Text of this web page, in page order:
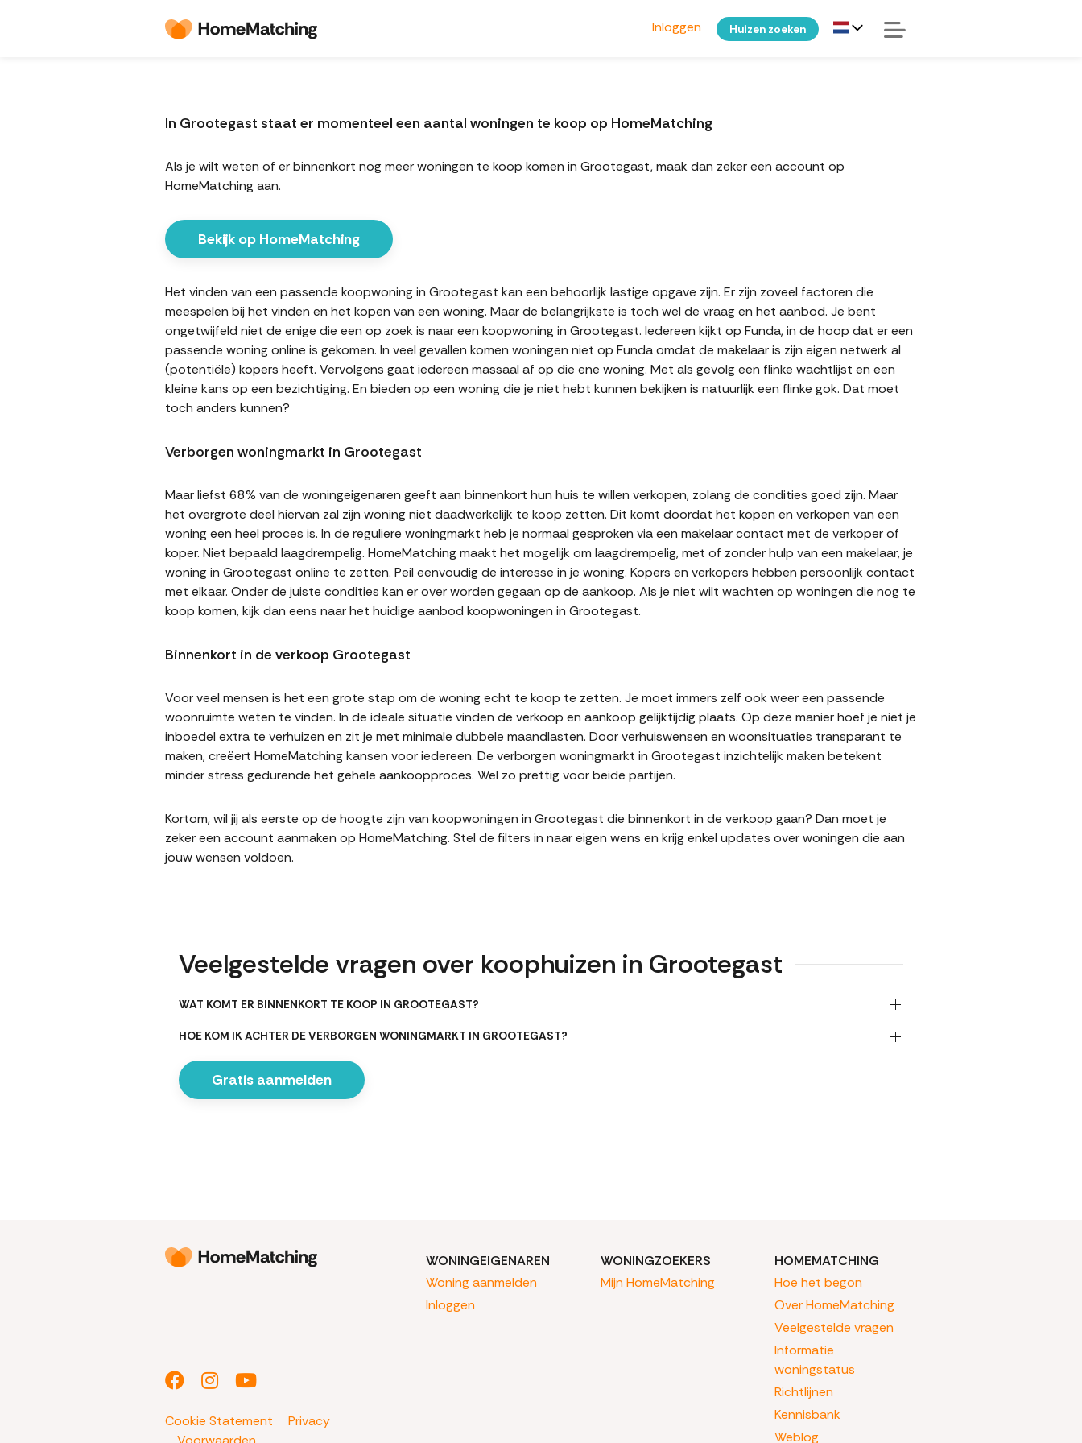
Inloggen Huizen zoeken
In Grootegast staat er momenteel een aantal woningen te koop op HomeMatching
Als je wilt weten of er binnenkort nog meer woningen te koop komen in Grootegast, maak dan zeker een account op
HomeMatching aan.
Bekijk op HomeMatching
Het vinden van een passende koopwoning in Grootegast kan een behoorlijk lastige opgave zijn. Er zijn zoveel factoren die
meespelen bij het vinden en het kopen van een woning. Maar de belangrijkste is toch wel de vraag en het aanbod. Je bent
ongetwijfeld niet de enige die een op zoek is naar een koopwoning in Grootegast. Iedereen kijkt op Funda, in de hoop dat er een
passende woning online is gekomen. In veel gevallen komen woningen niet op Funda omdat de makelaar is zijn eigen netwerk al
(potentiële) kopers heeft. Vervolgens gaat iedereen massaal af op die ene woning. Met als gevolg een flinke wachtlijst en een
kleine kans op een bezichtiging. En bieden op een woning die je niet hebt kunnen bekijken is natuurlijk een flinke gok. Dat moet
toch anders kunnen?
Verborgen woningmarkt in Grootegast
Maar liefst 68% van de woningeigenaren geeft aan binnenkort hun huis te willen verkopen, zolang de condities goed zijn. Maar
het overgrote deel hiervan zal zijn woning niet daadwerkelijk te koop zetten. Dit komt doordat het kopen en verkopen van een
woning een heel proces is. In de reguliere woningmarkt heb je normaal gesproken via een makelaar contact met de verkoper of
koper. Niet bepaald laagdrempelig. HomeMatching maakt het mogelijk om laagdrempelig, met of zonder hulp van een makelaar, je
woning in Grootegast online te zetten. Peil eenvoudig de interesse in je woning. Kopers en verkopers hebben persoonlijk contact
met elkaar. Onder de juiste condities kan er over worden gegaan op de aankoop. Als je niet wilt wachten op woningen die nog te
koop komen, kijk dan eens naar het huidige aanbod koopwoningen in Grootegast.
Binnenkort in de verkoop Grootegast
Voor veel mensen is het een grote stap om de woning echt te koop te zetten. Je moet immers zelf ook weer een passende
woonruimte weten te vinden. In de ideale situatie vinden de verkoop en aankoop gelijktijdig plaats. Op deze manier hoef je niet je
inboedel extra te verhuizen en zit je met minimale dubbele maandlasten. Door verhuiswensen en woonsituaties transparant te
maken, creëert HomeMatching kansen voor iedereen. De verborgen woningmarkt in Grootegast inzichtelijk maken betekent
minder stress gedurende het gehele aankoopproces. Wel zo prettig voor beide partijen.
Kortom, wil jij als eerste op de hoogte zijn van koopwoningen in Grootegast die binnenkort in de verkoop gaan? Dan moet je
zeker een account aanmaken op HomeMatching. Stel de filters in naar eigen wens en krijg enkel updates over woningen die aan
jouw wensen voldoen.
Veelgestelde vragen over koophuizen in Grootegast
WAT KOMT ER BINNENKORT TE KOOP IN GROOTEGAST?
HOE KOM IK ACHTER DE VERBORGEN WONINGMARKT IN GROOTEGAST?
Gratis aanmelden
Cookie Statement
Privacy
WONINGEIGENAREN
Woning aanmelden
Inloggen
WONINGZOEKERS
Mijn HomeMatching
HOMEMATCHING
Hoe het begon
Over HomeMatching
Veelgestelde vragen
Informatie
woningstatus
Richtlijnen
Kennisbank
Weblog